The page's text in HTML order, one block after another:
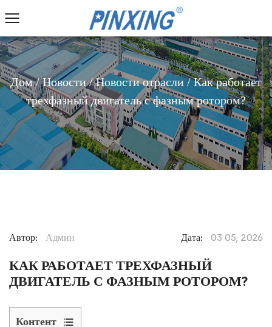
Дом/Новости/Новости отрасли/Как работает
трехфазный двигатель с фазным ротором?
Автор: Админ Дата: 03 05, 2026
КАК РАБОТАЕТ ТРЕХФАЗНЫЙ
ДВИГАТЕЛЬ С ФАЗНЫМ РОТОРОМ?
Контент